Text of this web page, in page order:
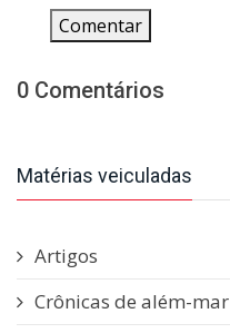
Comentar
0 Comentários
Matérias veiculadas
Artigos
Crônicas de além-mar